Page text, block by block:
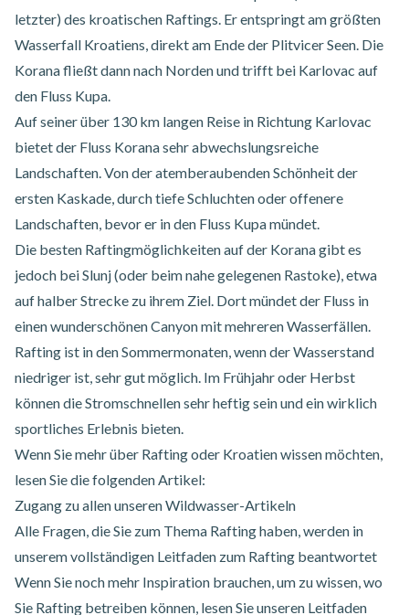
letzter) des kroatischen Raftings. Er entspringt am größten
Wasserfall Kroatiens, direkt am Ende der Plitvicer Seen. Die
Korana fließt dann nach Norden und trifft bei Karlovac auf
den Fluss Kupa.
Auf seiner über 130 km langen Reise in Richtung Karlovac
bietet der Fluss Korana sehr abwechslungsreiche
Landschaften. Von der atemberaubenden Schönheit der
ersten Kaskade, durch tiefe Schluchten oder offenere
Landschaften, bevor er in den Fluss Kupa mündet.
Die besten Raftingmöglichkeiten auf der Korana gibt es
jedoch bei Slunj (oder beim nahe gelegenen Rastoke), etwa
auf halber Strecke zu ihrem Ziel. Dort mündet der Fluss in
einen wunderschönen Canyon mit mehreren Wasserfällen.
Rafting ist in den Sommermonaten, wenn der Wasserstand
niedriger ist, sehr gut möglich. Im Frühjahr oder Herbst
können die Stromschnellen sehr heftig sein und ein wirklich
sportliches Erlebnis bieten.
Wenn Sie mehr über Rafting oder Kroatien wissen möchten,
lesen Sie die folgenden Artikel:
Zugang zuallen unseren Wildwasser-Artikeln
Alle Fragen, die Sie zum Thema Rafting haben, werden in
unseremvollständigen Leitfaden zum Rafting beantwortet
Wenn Sie noch mehr Inspiration brauchen, um zu wissen, wo
Sie Rafting betreiben können, lesen Sie unseren Leitfaden